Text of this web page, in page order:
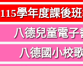
115學年度課後
八德兒童電子
八德國小校